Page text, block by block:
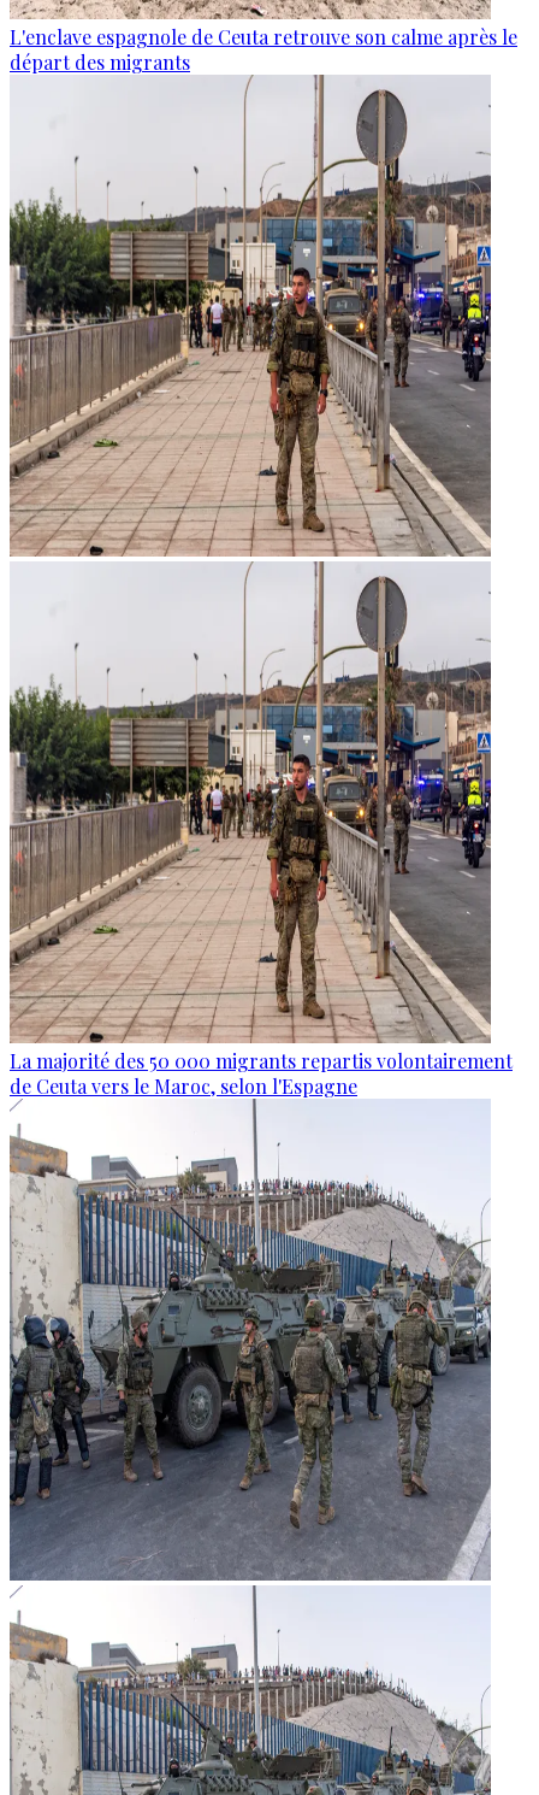
L'enclave espagnole de Ceuta retrouve son calme après le
départ des migrants
La majorité des 50 000 migrants repartis volontairement
de Ceuta vers le Maroc, selon l'Espagne